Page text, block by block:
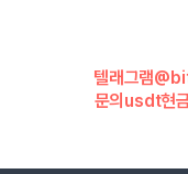
텔래그램
문의usdt현